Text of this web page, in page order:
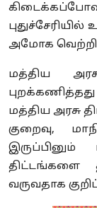
அமோக வெற்றி
மத்திய
மத்திய அரசு
குறைவு,
திட்டங்களை
வருவதாக